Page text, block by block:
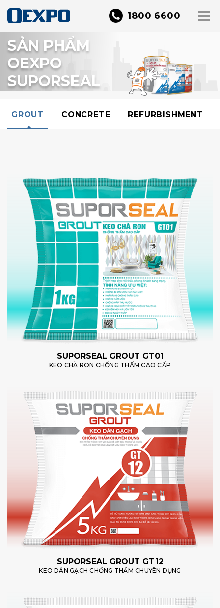
OEXPO 1800 6600
Sản phẩm SUPORSEAL
SẢN PHẨM
OEXPO
SUPORSEAL
GROUT CONCRETE REFURBISHMENT
SUPORSEAL GROUT GT01
KEO CHÀ RON CHỐNG THẤM CAO CẤP
SUPORSEAL GROUT GT12
KEO DÁN GẠCH CHỐNG THẤM CHUYÊN DỤNG